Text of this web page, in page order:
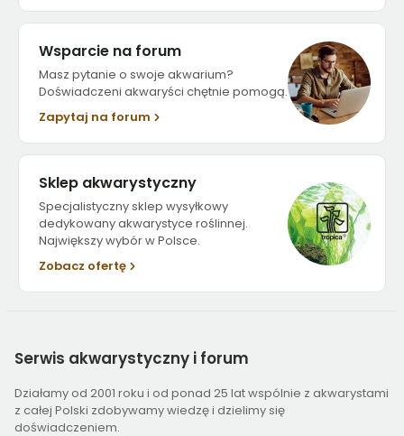
Wsparcie na forum
Masz pytanie o swoje akwarium?
Doświadczeni akwaryści chętnie pomogą.
Zapytaj na forum
Sklep akwarystyczny
Specjalistyczny sklep wysyłkowy
dedykowany akwarystyce roślinnej.
Największy wybór w Polsce.
Zobacz ofertę
Serwis akwarystyczny i forum
Działamy od 2001 roku i od ponad 25 lat wspólnie z akwarystami
z całej Polski zdobywamy wiedzę i dzielimy się
doświadczeniem.